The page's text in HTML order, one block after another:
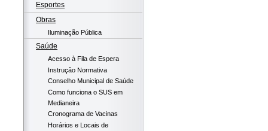
Esportes
Obras
Iluminação Pública
Saúde
Acesso à Fila de Espera
Instrução Normativa
Conselho Municipal de Saúde
Como funciona o SUS em
Medianeira
Cronograma de Vacinas
Horários e Locais de